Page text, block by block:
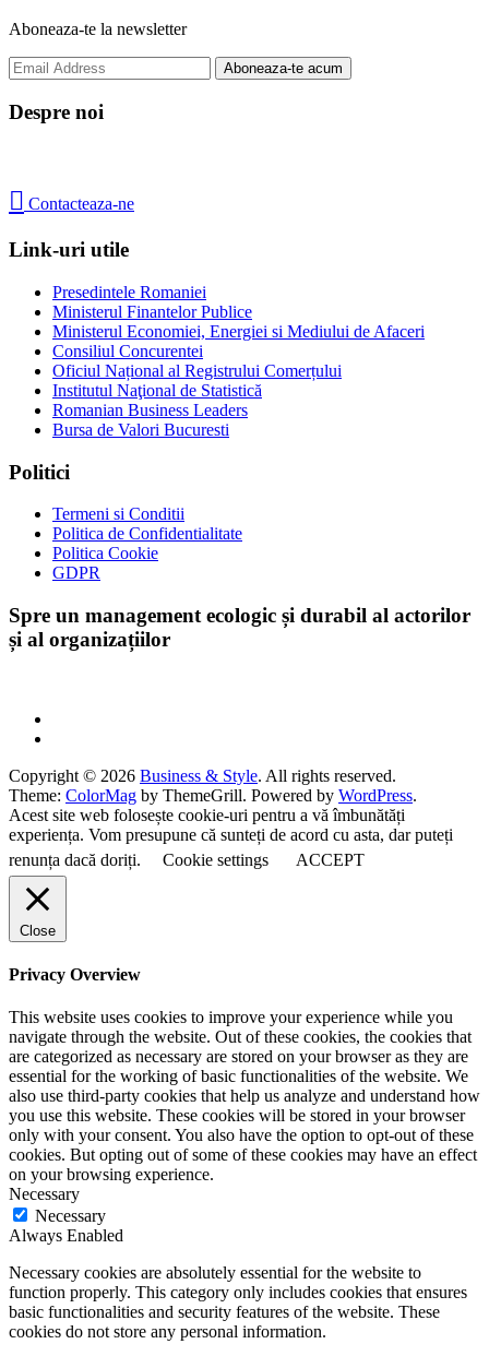
Aboneaza-te la newsletter
Despre noi
 Contacteaza-ne
Link-uri utile
Presedintele Romaniei
Ministerul Finantelor Publice
Ministerul Economiei, Energiei si Mediului de Afaceri
Consiliul Concurentei
Oficiul Național al Registrului Comerțului
Institutul Naţional de Statistică
Romanian Business Leaders
Bursa de Valori Bucuresti
Politici
Termeni si Conditii
Politica de Confidentialitate
Politica Cookie
GDPR
Spre un management ecologic și durabil al actorilor
și al organizațiilor
Copyright © 2026 Business & Style. All rights reserved.
Theme: ColorMag by ThemeGrill. Powered by WordPress.
Acest site web folosește cookie-uri pentru a vă îmbunătăți
experiența. Vom presupune că sunteți de acord cu asta, dar puteți
renunța dacă doriți.
Cookie settings ACCEPT
Close
Privacy Overview
This website uses cookies to improve your experience while you
navigate through the website. Out of these cookies, the cookies that
are categorized as necessary are stored on your browser as they are
essential for the working of basic functionalities of the website. We
also use third-party cookies that help us analyze and understand how
you use this website. These cookies will be stored in your browser
only with your consent. You also have the option to opt-out of these
cookies. But opting out of some of these cookies may have an effect
on your browsing experience.
Necessary
Necessary
Always Enabled
Necessary cookies are absolutely essential for the website to
function properly. This category only includes cookies that ensures
basic functionalities and security features of the website. These
cookies do not store any personal information.